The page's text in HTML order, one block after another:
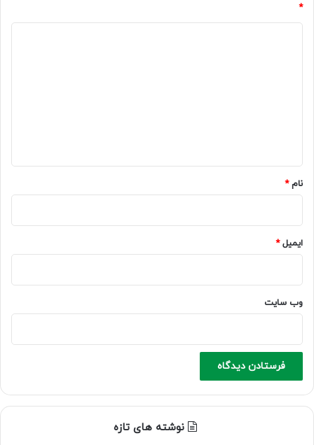
*
نام*
ایمیل*
وب‌ سایت
نوشته های تازه